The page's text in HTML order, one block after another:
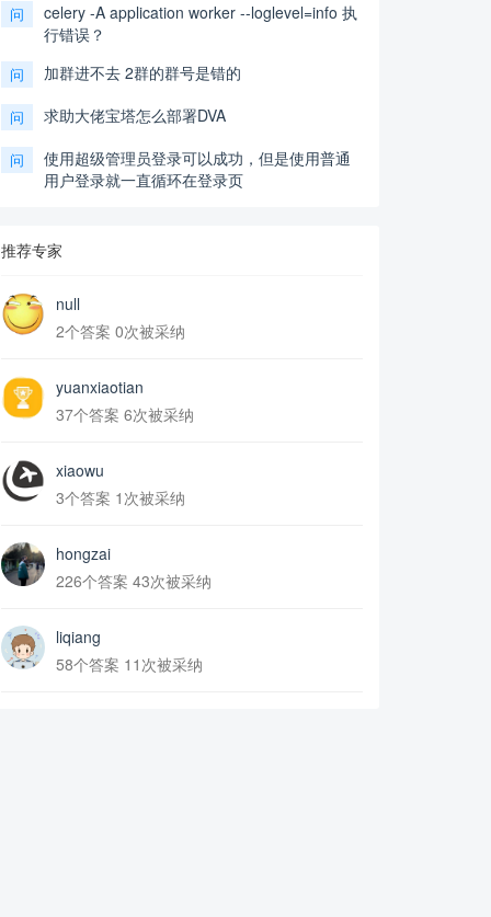
问
celery -A application worker --loglevel=info 执
行错误？
问 加群进不去 2群的群号是错的
问 求助大佬宝塔怎么部署DVA
问
使用超级管理员登录可以成功，但是使用普通
用户登录就一直循环在登录页
推荐专家
null
2个答案 0次被采纳
yuanxiaotian
37个答案 6次被采纳
xiaowu
3个答案 1次被采纳
hongzai
226个答案 43次被采纳
liqiang
58个答案 11次被采纳